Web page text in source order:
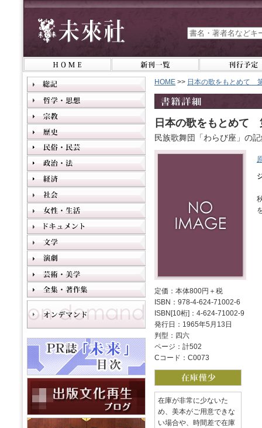
HOME >> 日本の歌をもとめて
日本の歌をもとめて
民族歌舞団「わらび座」の
定価：本体800円＋税
ISBN：978-4-624-71002-6
ISBN[10桁]：4-624-71002-9
発行日：1965年5月13日
判型：四六
ページ：計502
Cコード：C0073
在庫が非常に少ないた
め、美本がご用意できな
い場合や、時間差で在庫